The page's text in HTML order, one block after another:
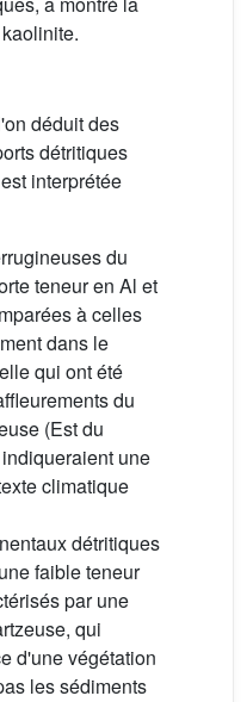
déduit des
détritiques
interprétée
du
teneur en Al et
à celles
dans le
qui ont été
du
(Est du
une
climatique
détritiques
faible teneur
par une
qui
d'une végétation
les sédiments